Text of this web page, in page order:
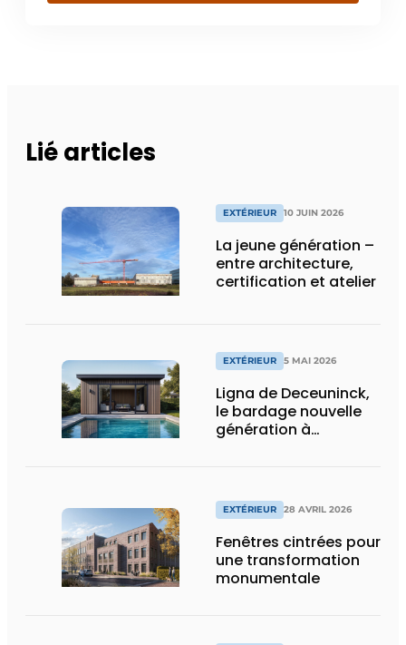
Lié articles
EXTÉRIEUR 10 JUIN 2026
La jeune génération –
entre architecture,
certification et atelier
EXTÉRIEUR 5 MAI 2026
Ligna de Deceuninck,
le bardage nouvelle
génération à
EXTÉRIEUR 28 AVRIL 2026
Fenêtres cintrées pour
une transformation
monumentale